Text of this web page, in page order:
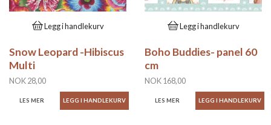
Legg i handlekurv
Snow Leopard -Hibiscus
Multi
NOK 28,00
LES MER
Legg i handlekurv
Boho Buddies- panel 60
cm
NOK 168,00
LES MER